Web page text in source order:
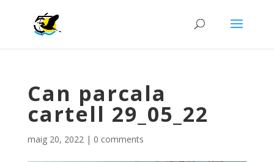
Can parcala
cartell 29_05_22
maig 20, 2022| 0 comments